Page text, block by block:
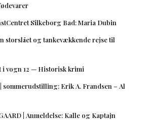
Silkeborg Bad: Maria Dubin
storslået og tankevækkende rejse til
i vogn 12 — Historisk krimi
sommerudstilling: Erik A. Frandsen – Al
| Anmeldelse: Kalle og Kaptajn